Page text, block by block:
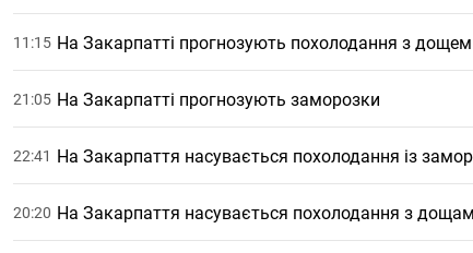
11:15 На Закарпатті прогнозують похолодання з
21:05 На Закарпатті прогнозують заморозки
22:41 На Закарпаття насувається похолодання із
20:20 На Закарпаття насувається похолодання з